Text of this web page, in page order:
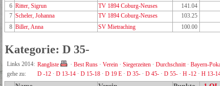
6 Ritter, Sigrun TV 1894 Coburg-Neuses
141.04
7 Scheler, Johanna TV 1894 Coburg-Neuses
103.25
8 Biller, Anna SV Mietraching 100.00
Kategorie: D 35-
Links 2014: Rangliste · Best Runs · Verein · Siegerzeiten · Durchschnitt· Bayern-
gehe zu:
D -12 · D 13-14 · D 15-18 · D 19 E · D 35- · D 45- · D 55- · H -12 · H 13-